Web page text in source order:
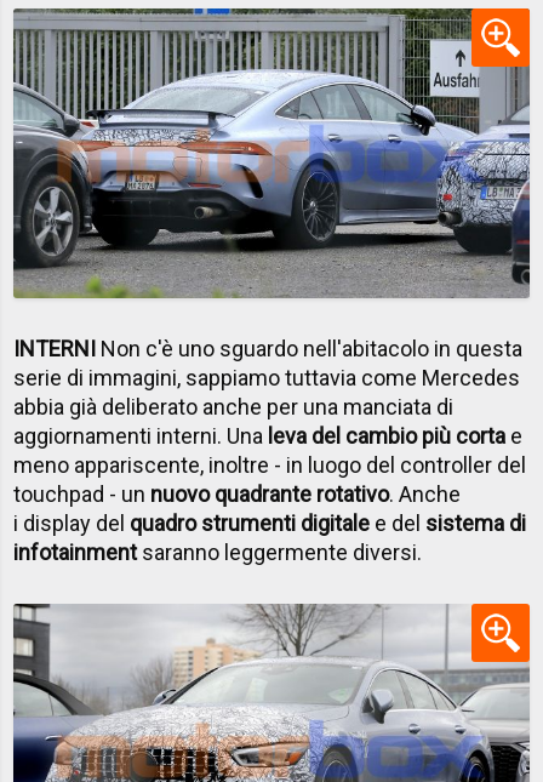
INTERNI Non c'è uno sguardo nell'abitacolo in questa
serie di immagini, sappiamo tuttavia come Mercedes
abbia già deliberato anche per una manciata di
aggiornamenti interni. Una leva del cambio più corta e
meno appariscente, inoltre - in luogo del controller del
touchpad - un nuovo quadrante rotativo. Anche
i display del quadro strumenti digitale e del sistema di
infotainmentsaranno leggermente diversi.